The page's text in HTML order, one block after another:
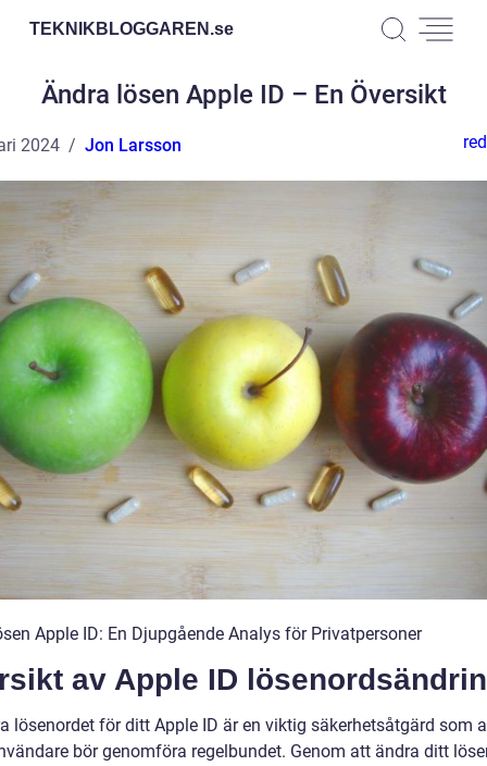
TEKNIKBLOGGAREN.se
Ändra lösen Apple ID – En Översikt
2024 Jon Larsson
Apple ID: En Djupgående Analys för Privatpersoner
av Apple ID
lösenordet för ditt Apple ID är en viktig säkerhetsåtgärd som
bör genomföra regelbundet. Genom att ändra ditt